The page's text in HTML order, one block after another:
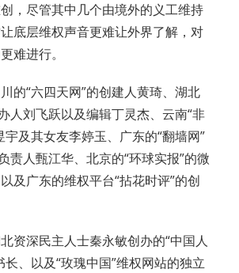
，尽管其中几个由境外的义工维持
底层维权声音更难让外界了解，对
难进行。
的“六四天网”的创建人黄琦、湖北
人刘飞跃以及编辑丁灵杰、云南“非
宇及其女友李婷玉、广东的“翻墙网”
责人甄江华、北京的“环球实报”的微
及广东的维权平台“拈花时评”的创
资深民主人士秦永敏创办的“中国人
长、以及“玫瑰中国”维权网站的独立